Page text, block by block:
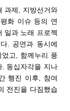
과제, 지방선거와
화 이슈 등의 연
일과 노래 프로젝
. 공연과 동시에
고, 함께누리 풍
. 동십자각을 지나
행진 이후, 참여
전진을 다짐했습